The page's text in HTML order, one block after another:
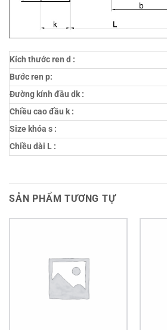
Kích thước ren d :
Bước ren p:
Đường kính đầu dk :
Chiều cao đầu k :
Size khóa s :
Chiều dài L :
SẢN PHẨM TƯƠNG TỰ